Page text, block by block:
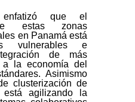
que el
estas zonas
en Panamá está
vulnerables e
de más
la economía del
Asimismo
clusterización de
está agilizando la